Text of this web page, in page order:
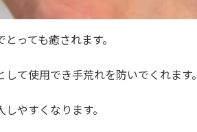
っても癒されます。
て使用でき手荒れを防いでくれます。
やすくなります。